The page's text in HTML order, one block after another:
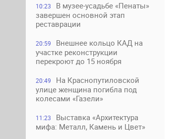
10:23
В музее-усадьбе «Пенаты»
завершен основной этап
реставрации
20:59
Внешнее кольцо КАД на
участке реконструкции
перекроют до 15 ноября
20:49
На Краснопутиловской
улице женщина погибла под
колесами «Газели»
11:23
Выставка «Архитектура
мифа: Металл, Камень и Цвет»